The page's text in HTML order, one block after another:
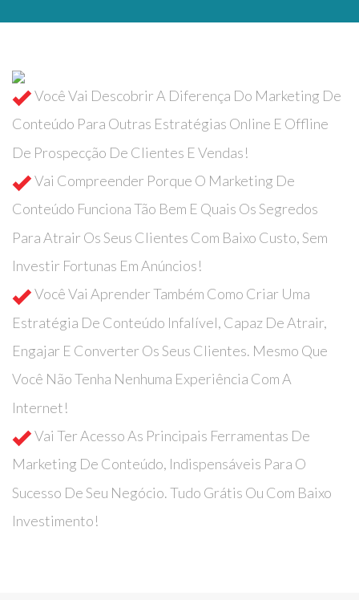
Você Vai Descobrir A Diferença Do Marketing De
Conteúdo Para Outras Estratégias Online E Offline
De Prospecção De Clientes E Vendas!
Vai Compreender Porque O Marketing De
Conteúdo Funciona Tão Bem E Quais Os Segredos
Para Atrair Os Seus Clientes Com Baixo Custo, Sem
Investir Fortunas Em Anúncios!
Você Vai Aprender Também Como Criar Uma
Estratégia De Conteúdo Infalível, Capaz De Atrair,
Engajar E Converter Os Seus Clientes. Mesmo Que
Você Não Tenha Nenhuma Experiência Com A
Internet!
Vai Ter Acesso As Principais Ferramentas De
Marketing De Conteúdo, Indispensáveis Para O
Sucesso De Seu Negócio. Tudo Grátis Ou Com Baixo
Investimento!